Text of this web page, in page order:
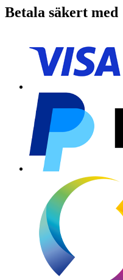
Betala säkert med